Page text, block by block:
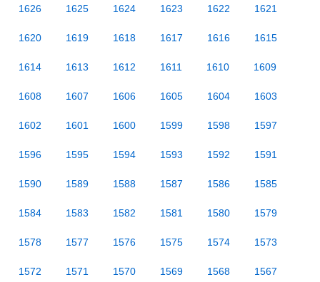
1626 1625 1624 1623 1622 1621
1620 1619 1618 1617 1616 1615
1614 1613 1612 1611 1610 1609
1608 1607 1606 1605 1604 1603
1602 1601 1600 1599 1598 1597
1596 1595 1594 1593 1592 1591
1590 1589 1588 1587 1586 1585
1584 1583 1582 1581 1580 1579
1578 1577 1576 1575 1574 1573
1572 1571 1570 1569 1568 1567